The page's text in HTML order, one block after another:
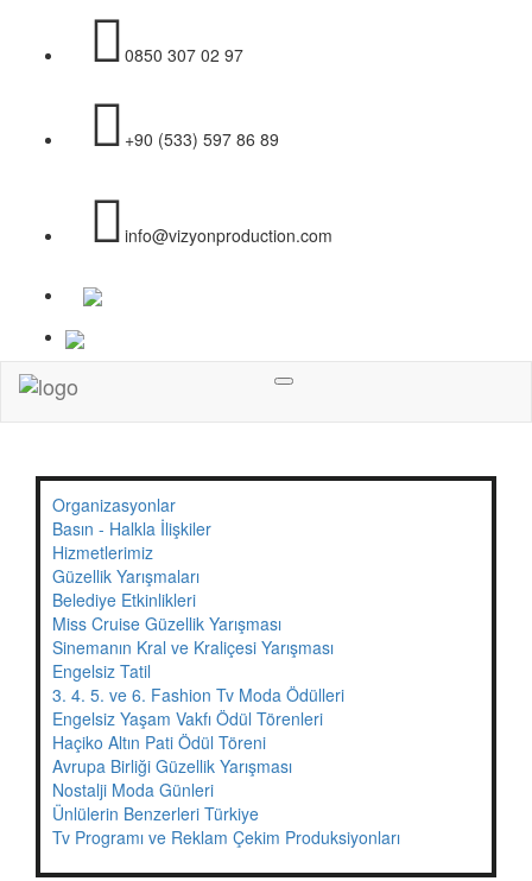
0850 307 02 97
+90 (533) 597 86 89
info@vizyonproduction.com
Menü
Organizasyonlar
Basın - Halkla İlişkiler
Hizmetlerimiz
Güzellik Yarışmaları
Belediye Etkinlikleri
Miss Cruise Güzellik Yarışması
Sinemanın Kral ve Kraliçesi Yarışması
Engelsiz Tatil
3. 4. 5. ve 6. Fashion Tv Moda Ödülleri
Engelsiz Yaşam Vakfı Ödül Törenleri
Haçiko Altın Pati Ödül Töreni
Avrupa Birliği Güzellik Yarışması
Nostalji Moda Günleri
Ünlülerin Benzerleri Türkiye
Tv Programı ve Reklam Çekim Produksiyonları